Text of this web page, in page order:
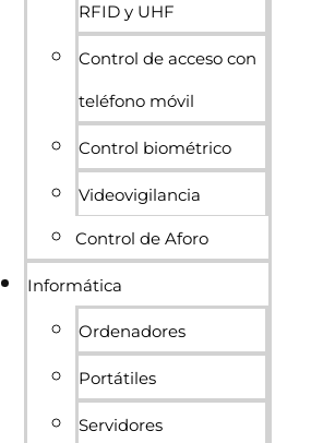
RFID y UHF
Control de acceso con
teléfono móvil
Control biométrico
Videovigilancia
Control de Aforo
Informática
Ordenadores
Portátiles
Servidores